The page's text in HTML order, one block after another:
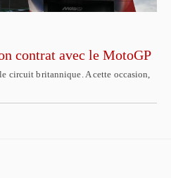
contrat avec le MotoGP
circuit britannique. A cette occasion,